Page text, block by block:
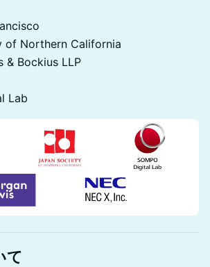
of Northern California
& Bockius LLP
Lab
て